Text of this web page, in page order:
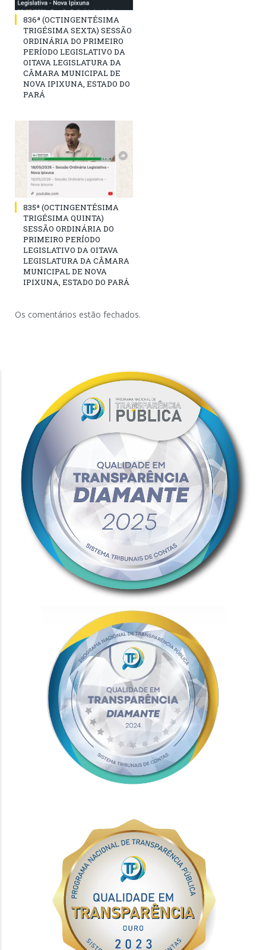
836ª (OCTINGENTÉSIMA
TRIGÉSIMA SEXTA) SESSÃO
ORDINÁRIA DO PRIMEIRO
PERÍODO LEGISLATIVO DA
OITAVA LEGISLATURA DA
CÂMARA MUNICIPAL DE
NOVA IPIXUNA, ESTADO DO
PARÁ
835ª (OCTINGENTÉSIMA
TRIGÉSIMA QUINTA)
SESSÃO ORDINÁRIA DO
PRIMEIRO PERÍODO
LEGISLATIVO DA OITAVA
LEGISLATURA DA CÂMARA
MUNICIPAL DE NOVA
IPIXUNA, ESTADO DO PARÁ
Os comentários estão fechados.